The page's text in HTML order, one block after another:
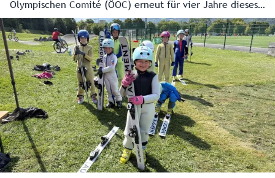
Olympischen Comité (ÖOC) erneut für vier Jahre dieses
Label übergeben. Heute erfolgte im Büro von
Sportlandesrat Martin Zauner die offizielle Übergabe der
Urkunde für den Zeitraum von 2025 bis 2028.